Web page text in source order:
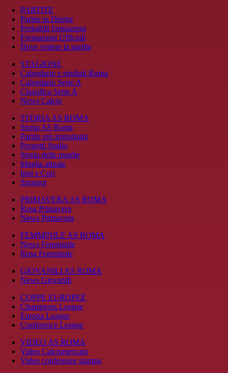
PARTITE
Partite in Diretta
Probabili formazioni
Formazioni Ufficiali
Dove vedere la partita
STAGIONE
Calendario e risultati Roma
Calendario Serie A
Classifica Serie A
News Calcio
STORIA AS ROMA
Storia AS Roma
Partite più importanti
Progetti Stadio
Storia delle maglie
Maglia attuale
Inni e Cori
Sponsor
PRIMAVERA AS ROMA
Rosa Primavera
News Primavera
FEMMINILE AS ROMA
News Femminile
Rosa Femminile
GIOVANILI AS ROMA
News Giovanili
COPPE EUROPEE
Champions League
Europa League
Conference League
VIDEO AS ROMA
Video Calciomercato
Video conferenze stampa